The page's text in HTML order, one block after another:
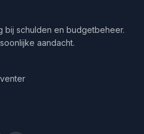
bij schulden en budgetbeheer.
aandacht.